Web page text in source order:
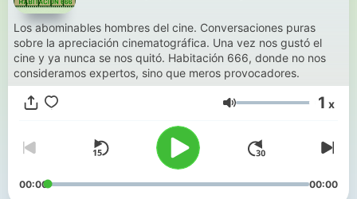
Los abominables hombres del cine. Conversaciones puras
sobre la apreciación cinematográfica. Una vez nos gustó el
cine y ya nunca se nos quitó. Habitación 666, donde no nos
consideramos expertos, sino que meros provocadores.
Volumen 1 x
00:00 00:00